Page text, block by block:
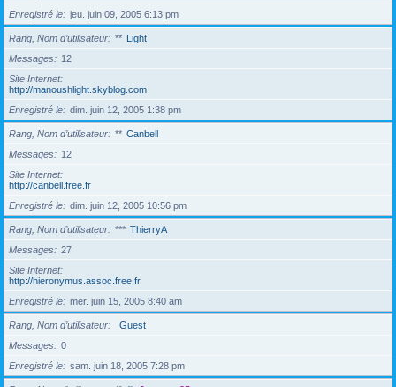
Enregistré le
jeu. juin 09, 2005 6:13 pm
Rang, Nom d’utilisateur ** Light
Messages
12
Site Internet
http://manoushlight.skyblog.com
Enregistré le
dim. juin 12, 2005 1:38 pm
Rang, Nom d’utilisateur ** Canbell
Messages
12
Site Internet
http://canbell.free.fr
Enregistré le
dim. juin 12, 2005 10:56 pm
Rang, Nom d’utilisateur *** ThierryA
Messages
27
Site Internet
http://hieronymus.assoc.free.fr
Enregistré le
mer. juin 15, 2005 8:40 am
Rang, Nom d’utilisateur
Guest
Messages
0
Enregistré le
sam. juin 18, 2005 7:28 pm